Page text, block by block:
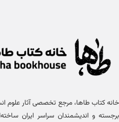
برجسته و اندیشمندان سراسر ایران